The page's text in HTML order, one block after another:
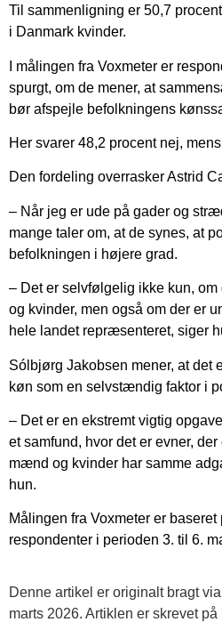
Til sammenligning er 50,7
i Danmark kvinder.
I målingen fra Voxmeter er
spurgt, om de mener, at
bør afspejle befolkningens
Her svarer 48,2 procent nej,
Den fordeling overrasker Astrid
– Når jeg er ude på gader og
mange taler om, at de synes, at
befolkningen i højere grad.
– Det er selvfølgelig ikke kun,
og kvinder, men også om der er
hele landet repræsenteret, siger
Sólbjørg Jakobsen mener, at det
køn som en selvstændig faktor i
– Det er en ekstremt vigtig
et samfund, hvor det er evner,
mænd og kvinder har samme
hun.
Målingen fra Voxmeter er baseret
respondenter i perioden 3. til 6.
Denne artikel er originalt bragt
marts 2026. Artiklen er skrevet